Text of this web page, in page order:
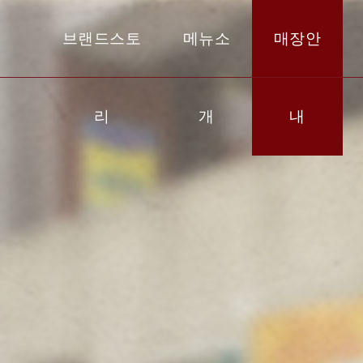
브랜드스토
리
메뉴소
개
매장안
내